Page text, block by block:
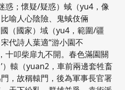
惑；懷疑/疑惑）蜮（yu4，像
喻人心陰險、鬼蜮伎倆
（國家）域（yu4，範圍/疆
代詩人葉適“游小園不
十叩柴扉九不開。春色滿園關
）轅（yuan2，車前兩邊套牲畜
，故稱轅門，後為軍事長官署